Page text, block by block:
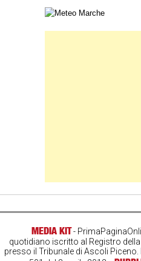
Carta meteorologica delle
MEDIA KIT-
quotidiano iscritto al Registro
presso il Tribunale di Ascoli